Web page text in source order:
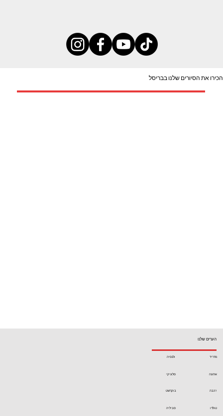
הכירו את הסיורים שלנו בבריסל
הערים שלנו
סביליה
ולנסיה מדריד
סלוניקי אתונה
טולדו
בוקרשט ז'נבה